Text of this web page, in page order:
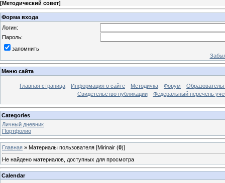
[Методический совет]
Форма входа
Логин:
Пароль:
запомнить
Меню сайта
Главная страница Информация о сайте Методичка Форум
Свидетельство публикации
Федеральный перечень
Categories
Личный дневник
Портфолио
Главная » Материалы пользователя [Mirinair (0)]
Не найдено материалов, доступных для просмотра
Calendar